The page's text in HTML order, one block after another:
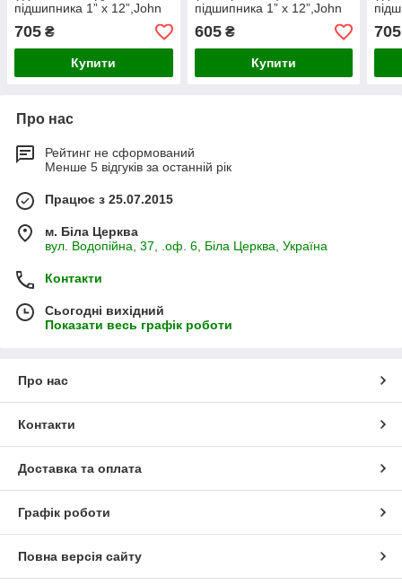
підшипника 1” x 12”,John
Deere, Great Plains,
Monosem, Kinze,
705 ₴
Купити
підшипника 1” x 12”,John
Deere, Great Plains,
Monosem, Kinze,
605₴
Купити
705
Про нас
Рейтинг не сформований
Менше 5 відгуків за останній рік
Працює з 25.07.2015
м. Біла Церква
вул. Водопійна, 37, .оф. 6, Біла Церква, Україна
Контакти
Сьогодні вихідний
Показати весь графік роботи
Про нас
Контакти
Доставка та оплата
Графік роботи
Повна версія сайту